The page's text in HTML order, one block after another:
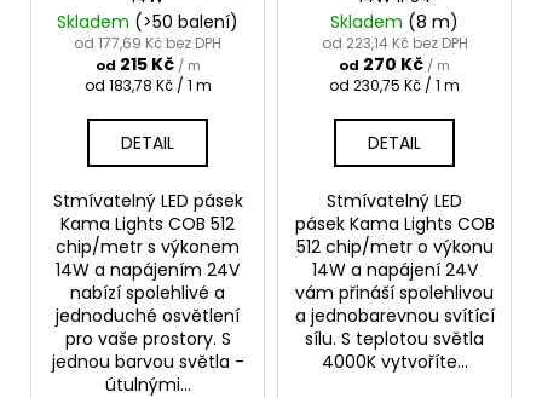
Skladem (>50 balení)
od 177,69 Kč bez DPH
od 215 Kč / m
Měrná
od 183,78 Kč / 1 m
DETAIL
Stmívatelný LED pásek
Kama Lights COB 512
chip/metr s výkonem
14W a napájením 24V
nabízí spolehlivé a
jednoduché osvětlení
pro vaše prostory. S
jednou barvou světla -
útulnými...
Skladem (8 m)
od 223,14 Kč bez DPH
od 270 Kč / m
Měrná
od 230,75 Kč / 1 m
DETAIL
Stmívatelný LED
pásek Kama Lights COB
512 chip/metr o výkonu
14W a napájení 24V
vám přináší spolehlivou
a jednobarevnou svítící
sílu. S teplotou světla
4000K vytvoříte...